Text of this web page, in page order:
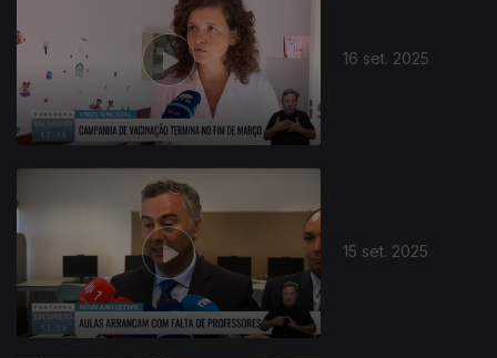
16 set. 2025
15 set. 2025